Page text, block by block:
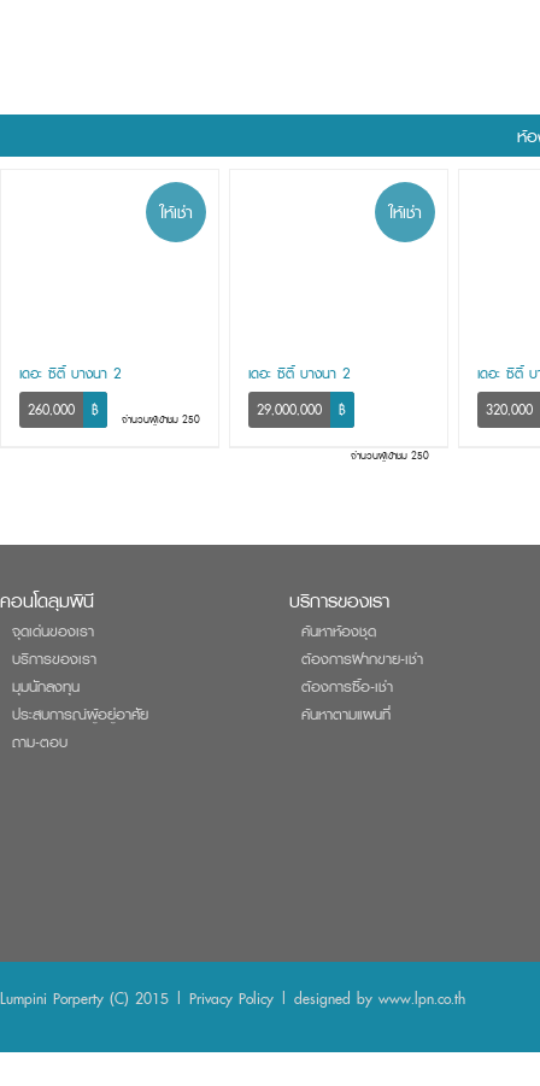
ห้อ
ให้เช่า
เดอะ ซิตี้ บางนา 2
260,000 ฿ จำนวนผู้เข้าชม 250
ให้เช่า
เดอะ ซิตี้ บางนา 2
29,000,000 ฿
จำนวนผู้เข้าชม 250
เดอะ ซิตี้
320,000
คอนโดลุมพินี
จุดเด่นของเรา
บริการของเรา
มุมนักลงทุน
ประสบการณ์ผู้อยู่อาศัย
ถาม-ตอบ
บริการของเรา
ค้นหาห้องชุด
ต้องการฝากขาย-เช่า
ต้องการซื้อ-เช่า
ค้นหาตามแผนที่
Lumpini Porperty (C) 2015 | Privacy Policy | designed by www.lpn.co.th